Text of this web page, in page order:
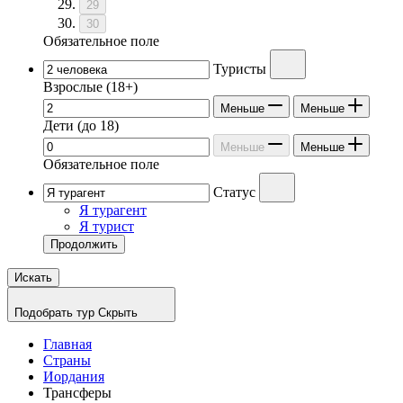
29
30
Обязательное поле
Туристы
Взрослые (18+)
Меньше Меньше
Дети (до 18)
Меньше Меньше
Обязательное поле
Статус
Я турагент
Я турист
Продолжить
Искать
Подобрать тур Скрыть
Главная
Страны
Иордания
Трансферы